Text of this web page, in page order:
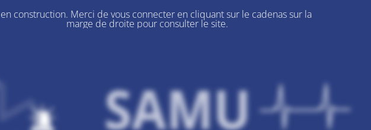
construction. Merci de vous connecter en cliquant sur le cadenas sur la
marge de droite pour consulter le site.